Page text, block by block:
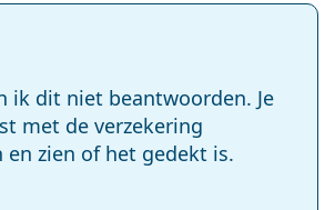
ik dit niet beantwoorden. Je
met de verzekering
en zien of het gedekt is.